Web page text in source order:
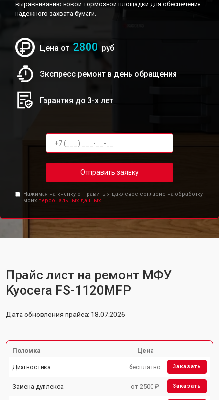
выравниванию новой тормозной площадки для обеспечения
надежного захвата бумаги.
Цена от 2800 руб
Экспресс ремонт в день обращения
Гарантия до 3-х лет
Отправить заявку
Нажимая на кнопку отправить я даю свое согласие на обработку
моих персональных данных.
Прайс лист на ремонт МФУ
Kyocera FS-1120MFP
Дата обновления прайса: 18.07.2026
Поломка Цена
Диагностика бесплатно Заказать
Замена дуплекса от 2500 ₽ Заказать